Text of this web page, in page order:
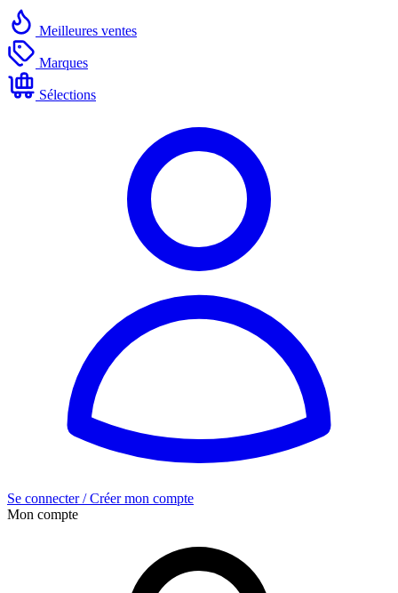
Meilleures ventes
Marques
Sélections
Se connecter / Créer mon compte
Mon compte